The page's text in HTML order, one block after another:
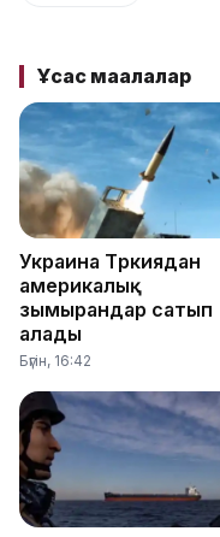
Ұқсас мақалалар
Украина Түркиядан
америкалық
зымырандар сатып
алады
Бүгін, 16:42